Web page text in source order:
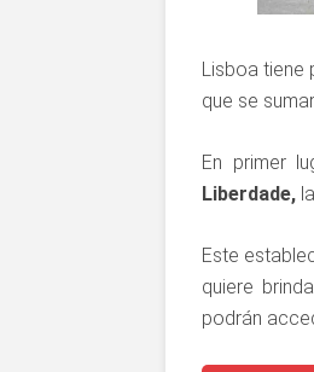
Lisboa tiene
que se
En primer
Liberdade,
Este
quiere
podrán